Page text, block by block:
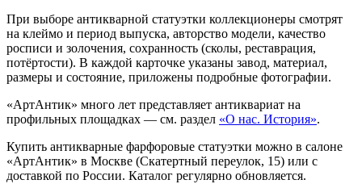
При выборе антикварной статуэтки коллекционеры смотрят
на клеймо и период выпуска, авторство модели, качество
росписи и золочения, сохранность (сколы, реставрация,
потёртости). В каждой карточке указаны завод, материал,
размеры и состояние, приложены подробные фотографии.
«АртАнтик» много лет представляет антиквариат на
профильных площадках — см. раздел «О нас. История».
Купить антикварные фарфоровые статуэтки можно в салоне
«АртАнтик» в Москве (Скатертный переулок, 15) или с
доставкой по России. Каталог регулярно обновляется.